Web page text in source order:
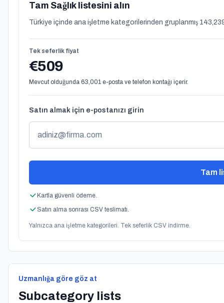
Tam Sağlık listesini alın
Türkiye içinde ana işletme kategorilerinden gruplanmış
Tek seferlik fiyat
€509
Mevcut olduğunda 63,001 e-posta ve telefon kontağı içerir.
Satın almak için e-postanızı girin
Tam
Kartla güvenli ödeme.
Satın alma sonrası CSV teslimatı.
Yalnızca ana işletme kategorileri. Tek seferlik CSV indirme.
Uzmanlığa göre göz at
Subcategory lists